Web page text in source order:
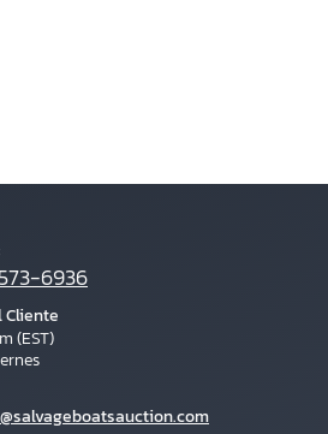
6936
Cliente
(EST)